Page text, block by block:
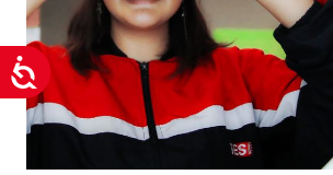
Acessibilidade